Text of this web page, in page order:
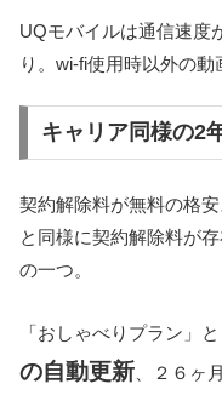
UQモバイルは通信速度
り。wi-fi使用時以外の動
キャリア同様の2
契約解除料が無料の格
と同様に契約解除料が
の一つ。
「おしゃべりプラン」
の自動更新 、２６ヶ